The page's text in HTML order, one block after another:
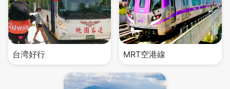
台湾好行 MRT空港線